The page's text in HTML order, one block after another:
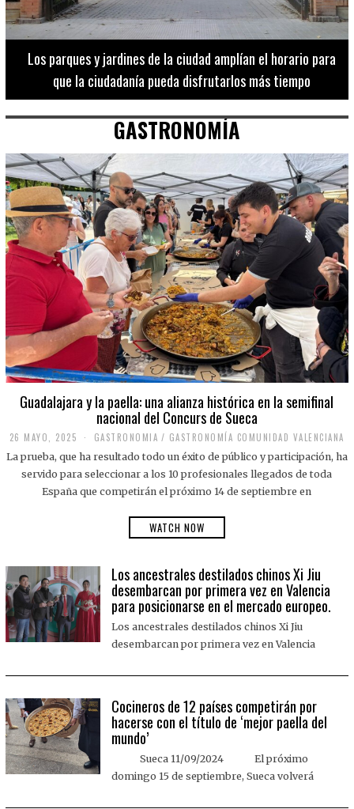
Los 20 destinos más recomendados por influencers en la C.
Valenciana
GASTRONOMÍA
Guadalajara y la paella: una alianza histórica en la semifinal
nacional del Concurs de Sueca
26 MAYO, 2025
M
A
O
GASTRONOMIA / GASTRONOMÍA COMUNIDAD VALENCIANA
La prueba, que ha resultado todo un éxito de público y participación, ha
servido para seleccionar a los 10 profesionales llegados de toda
España que competirán el próximo 14 de septiembre en
WATCH NOW
Los ancestrales destilados chinos Xi Jiu
desembarcan por primera vez en Valencia
para posicionarse en el mercado europeo.
Los ancestrales destilados chinos Xi Jiu
desembarcan por primera vez en Valencia
Cocineros de 12 países competirán por
hacerse con el título de ‘mejor paella del
mundo’
Sueca 11/09/2024 El próximo
domingo 15 de septiembre, Sueca volverá